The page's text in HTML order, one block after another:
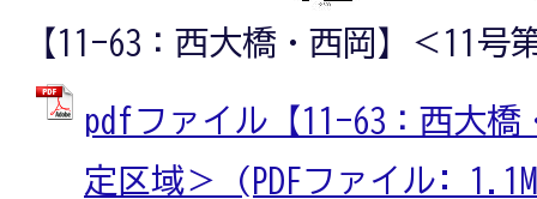
【11-63：西大橋・西岡】＜11号
pdfファイル【11-63：西大橋
定区域＞ (PDFファイル: